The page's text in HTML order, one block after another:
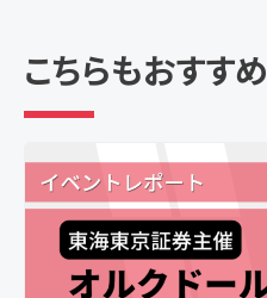
こちらもおすすめ